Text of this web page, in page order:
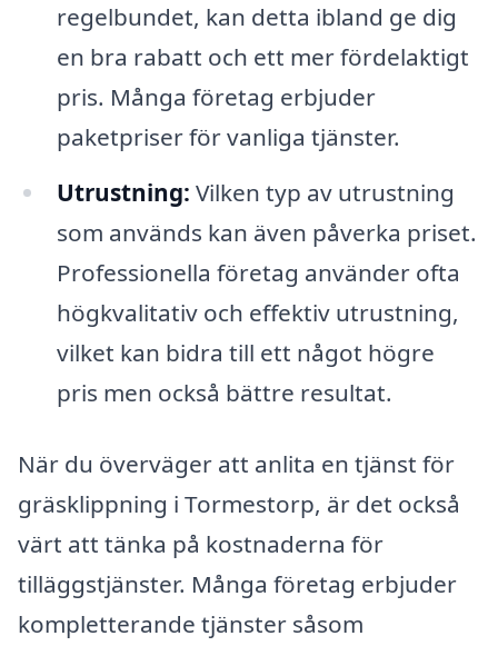
regelbundet, kan detta ibland ge dig
en bra rabatt och ett mer fördelaktigt
pris. Många företag erbjuder
paketpriser för vanliga tjänster.
Utrustning: Vilken typ av utrustning
som används kan även påverka priset.
Professionella företag använder ofta
högkvalitativ och effektiv utrustning,
vilket kan bidra till ett något högre
pris men också bättre resultat.
När du överväger att anlita en tjänst för
gräsklippning i Tormestorp, är det också
värt att tänka på kostnaderna för
tilläggstjänster. Många företag erbjuder
kompletterande tjänster såsom